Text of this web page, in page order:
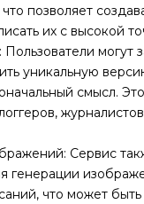
позволяет
их с высокой
могут
уникальную
смысл.
Сервис
генерации
что может